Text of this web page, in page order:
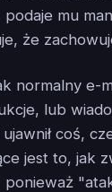
mu
że
normalny e-
lub
coś,
jest to, jak